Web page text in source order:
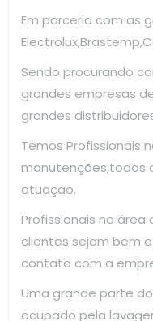
Em parceria com as
Sendo procurando
grandes empresas
grandes
Temos Profissionais
manutenções,todos
atuação.
Profissionais na
clientes sejam bem
contato com a
Uma grande parte
ocupado pela